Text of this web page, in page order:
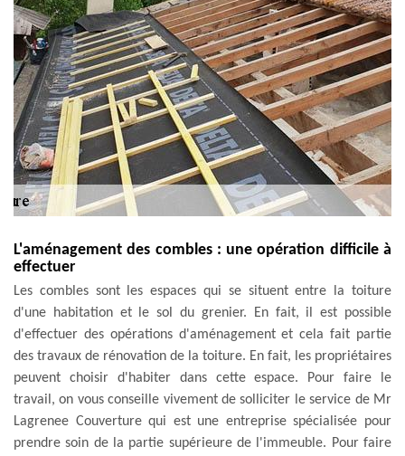
L'aménagement des combles : une opération difficile à
effectuer
Les combles sont les espaces qui se situent entre la toiture
d'une habitation et le sol du grenier. En fait, il est possible
d'effectuer des opérations d'aménagement et cela fait partie
des travaux de rénovation de la toiture. En fait, les propriétaires
peuvent choisir d'habiter dans cette espace. Pour faire le
travail, on vous conseille vivement de solliciter le service de Mr
Lagrenee Couverture qui est une entreprise spécialisée pour
prendre soin de la partie supérieure de l'immeuble. Pour faire